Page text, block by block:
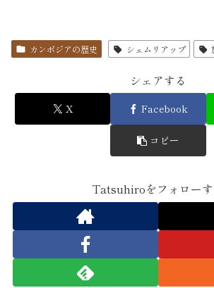
カンボジアの歴史 シェムリアップ
シェアする
X Facebook
コピー
Tatsuhiroをフォローす